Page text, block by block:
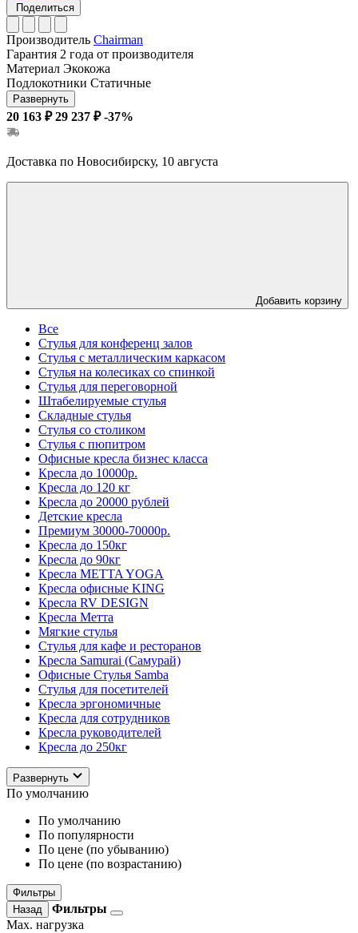
Поделиться
Производитель Chairman
Гарантия 2 года от производителя
Материал Экокожа
Подлокотники Статичные
Развернуть
20 163 ₽ 29 237 ₽ -37%
Доставка по Новосибирску, 10 августа
Добавить корзину
Все
Стулья для конференц залов
Стулья с металлическим каркасом
Стулья на колесиках со спинкой
Стулья для переговорной
Штабелируемые стулья
Складные стулья
Стулья со столиком
Стулья с пюпитром
Офисные кресла бизнес класса
Кресла до 10000р.
Кресла до 120 кг
Кресла до 20000 рублей
Детские кресла
Премиум 30000-70000р.
Кресла до 150кг
Кресла до 90кг
Кресла METTA YOGA
Кресла офисные KING
Кресла RV DESIGN
Кресла Метта
Мягкие стулья
Стулья для кафе и ресторанов
Кресла Samurai (Самурай)
Офисные Стулья Samba
Стулья для посетителей
Кресла эргономичные
Кресла для сотрудников
Кресла руководителей
Кресла до 250кг
Развернуть
По умолчанию
По умолчанию
По популярности
По цене (по убыванию)
По цене (по возрастанию)
Фильтры
Назад
Фильтры
Max. нагрузка